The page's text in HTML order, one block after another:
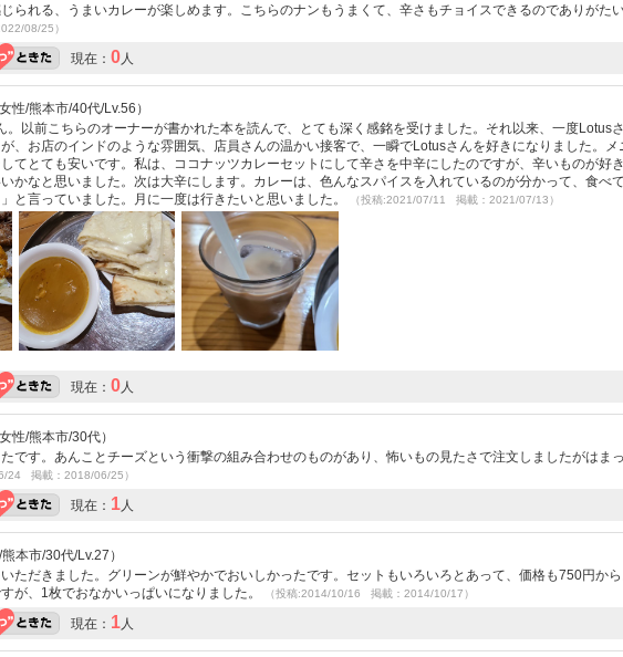
られる、うまいカレーが楽しめます。こちらのナンもうまくて、辛さもチョイスできるのでありがたい
08/25）
現在： 0 人
性/熊本市/40代/Lv.56）
以前こちらのオーナーが書かれた本を読んで、とても深く感銘を受けました。それ以来、一度Lotus
、お店のインドのような雰囲気、店員さんの温かい接客で、一瞬でLotusさんを好きになりました。メ
てとても安いです。私は、ココナッツカレーセットにして辛さを中辛にしたのですが、辛いものが好
かなと思いました。次は大辛にします。カレーは、色んなスパイスを入れているのが分かって、食べ
と言っていました。月に一度は行きたいと思いました。
（投稿:2021/07/11 掲載：2021/07/13）
現在： 0 人
性/熊本市/30代）
です。あんことチーズという衝撃の組み合わせのものがあり、怖いもの見たさで注文しましたがはま
24 掲載：2018/06/25）
現在： 1 人
本市/30代/Lv.27）
ただきました。グリーンが鮮やかでおいしかったです。セットもいろいろとあって、価格も750円か
が、1枚でおなかいっぱいになりました。
（投稿:2014/10/16 掲載：2014/10/17）
現在： 1 人